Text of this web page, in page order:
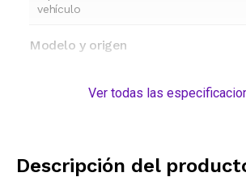
vehículo
Modelo y origen
Ver todas las
Descripción del